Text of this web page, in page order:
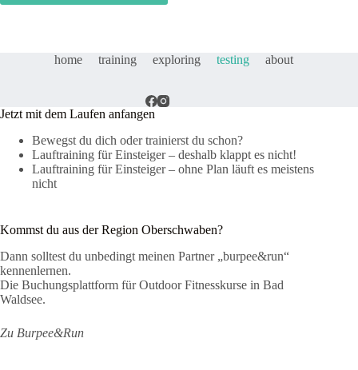
home training exploring testing about
Jetzt mit dem Laufen anfangen
Bewegst du dich oder trainierst du schon?
Lauftraining für Einsteiger – deshalb klappt es nicht!
Lauftraining für Einsteiger – ohne Plan läuft es meistens
nicht
Kommst du aus der Region Oberschwaben?
Dann solltest du unbedingt meinen Partner „burpee&run“
kennenlernen.
Die Buchungsplattform für Outdoor Fitnesskurse in Bad
Waldsee.
Zu Burpee&Run